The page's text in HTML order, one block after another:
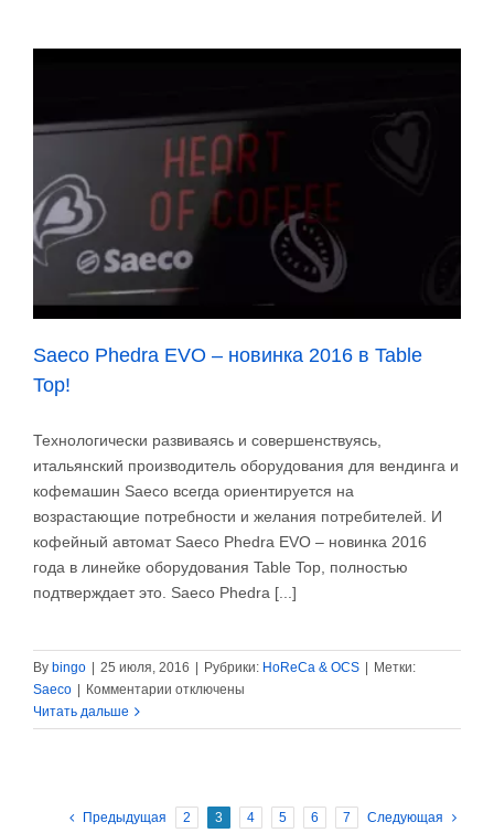
Tea
Saeco
и
Saeco Phedra EVO – новинка 2016 в Table
Top!
Технологически развиваясь и совершенствуясь,
итальянский производитель оборудования для вендинга и
кофемашин Saeco всегда ориентируется на
возрастающие потребности и желания потребителей. И
кофейный автомат Saeco Phedra EVO – новинка 2016
года в линейке оборудования Table Top, полностью
подтверждает это. Saeco Phedra [...]
By bingo | 25 июля, 2016 | Рубрики: HoReCa & OCS | Метки:
Saeco | Комментарии к
Saeco
новинка
отключены
Читать дальше
Предыдущая 2 3 4 5 6 7 Следующая